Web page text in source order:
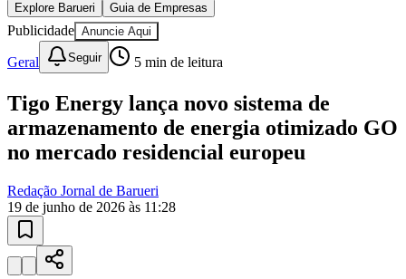
Explore Barueri
Guia de Empresas
Publicidade Anuncie Aqui
Geral Seguir 5 min de leitura
Tigo Energy lança novo sistema de
armazenamento de energia otimizado GO
no mercado residencial europeu
Redação Jornal de Barueri
19 de junho de 2026 às 11:28